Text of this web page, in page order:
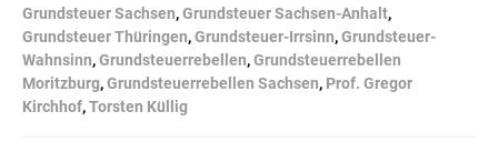
Grundsteuer Sachsen,Grundsteuer Sachsen-Anhalt,
Grundsteuer Thüringen,Grundsteuer-Irrsinn,Grundsteuer-
Wahnsinn,Grundsteuerrebellen,Grundsteuerrebellen
Moritzburg,Grundsteuerrebellen Sachsen, Prof. Gregor
Kirchhof,Torsten Küllig